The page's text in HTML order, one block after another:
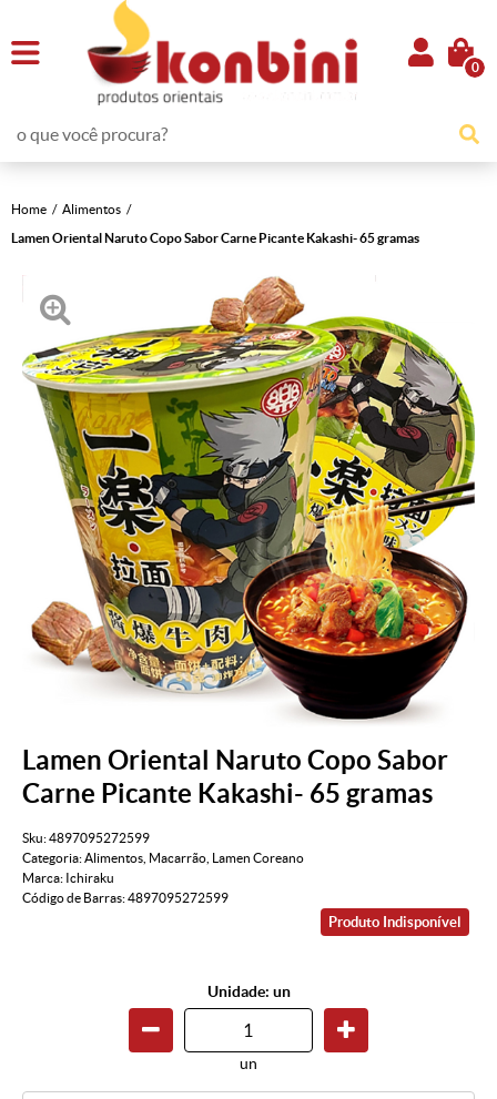
0
Home
Alimentos
Lamen Oriental Naruto Copo Sabor Carne Picante Kakashi- 65 gramas
Lamen Oriental Naruto Copo Sabor
Carne Picante Kakashi- 65 gramas
Sku:4897095272599
Categoria:Alimentos Macarrão
Lamen Coreano
Marca: Ichiraku
Código de Barras:4897095272599
Produto Indisponível
Unidade: un
un